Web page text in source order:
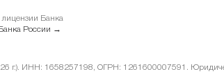
Банка
России →
г.). ИНН: 1658257198, ОГРН: 1261600007591.